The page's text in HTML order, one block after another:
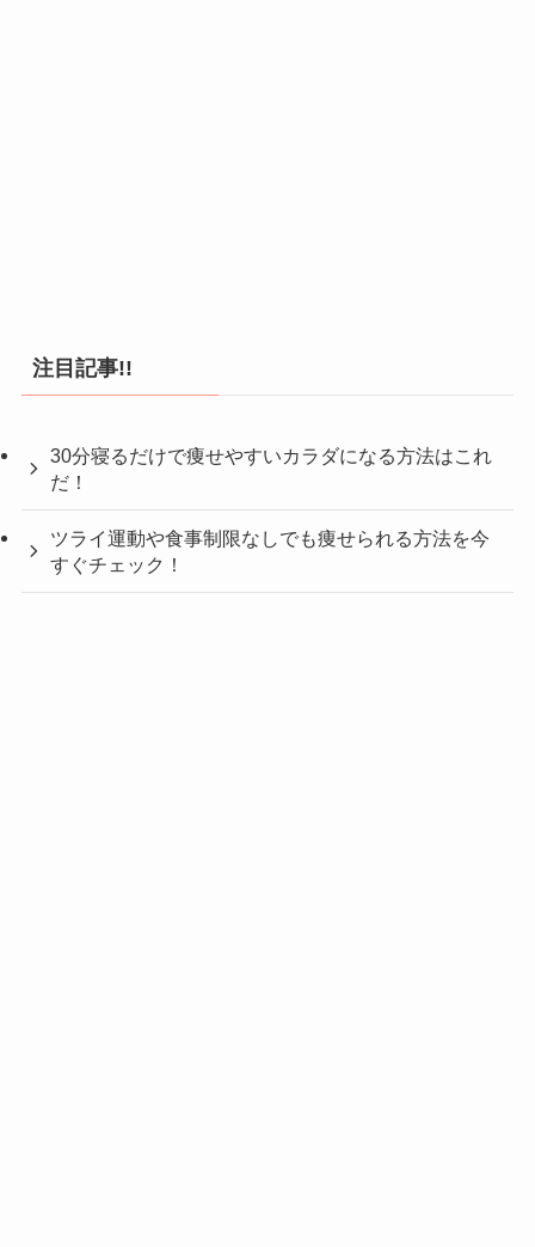
注目記事!!
30分寝るだけで痩せやすいカラダになる方法はこれ
だ！
ツライ運動や食事制限なしでも痩せられる方法を今
すぐチェック！